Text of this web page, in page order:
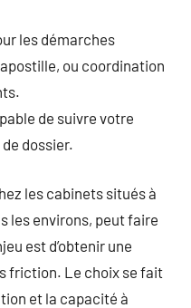
les démarches
ou coordination
de suivre votre
dossier.
les cabinets situés à
les environs, peut faire
est d’obtenir une
friction. Le choix se fait
et la capacité à